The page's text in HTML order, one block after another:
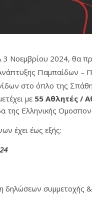
3 Νοεμβρίου 2024, θα
Παμπαίδων
στο όπλο της
με 55 Αθλητές /
της Ελληνικής
έχει έως εξής:
δηλώσεων συμμετοχής